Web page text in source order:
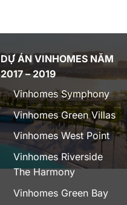
DỰ ÁN VINHOMES NĂM
2017 – 2019
Vinhomes Symphony
Vinhomes Green Villas
Vinhomes West Point
Vinhomes Riverside
The Harmony
Vinhomes Green Bay